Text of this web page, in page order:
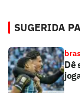
SUGERIDA
Dê